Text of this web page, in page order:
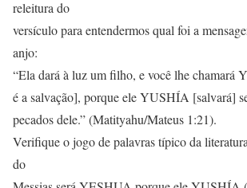
releitura do
versículo para entendermos qual foi a
anjo:
“Ela dará à luz um filho, e você lhe
é a salvação], porque ele YUSHÍA [salvará]
pecados dele.” (Matityahu/Mateus 1:21).
Verifique o jogo de palavras típico da
do